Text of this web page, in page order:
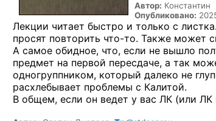
Автор: Константин
Опубликовано:
Лекции читает быстро и только с
просят повторить что-то. Также может
А самое обидное, что, если не вышло
предмет на первой пересдаче, а так
одногруппником, который далеко не
расхлебывает проблемы с Калитой.
В общем, если он ведет у вас ЛК (или ЛК